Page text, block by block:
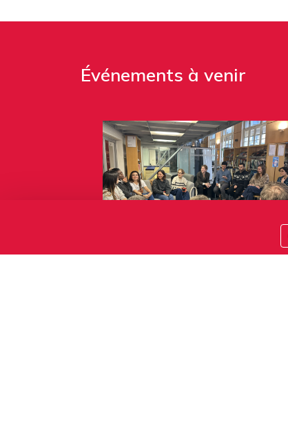
Événements à venir
11.08.2026